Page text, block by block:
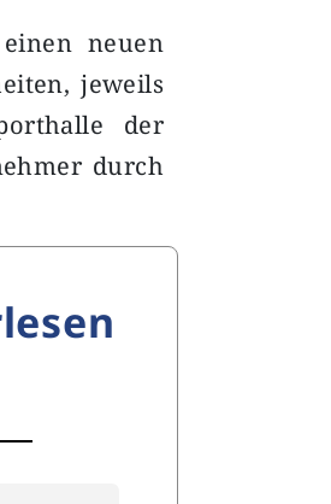
neuen
jeweils
der
durch